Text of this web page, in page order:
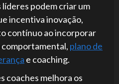
podem criar um
incentiva inovação,
contínuo ao incorporar
plano de
e coaching.
coaches melhora os